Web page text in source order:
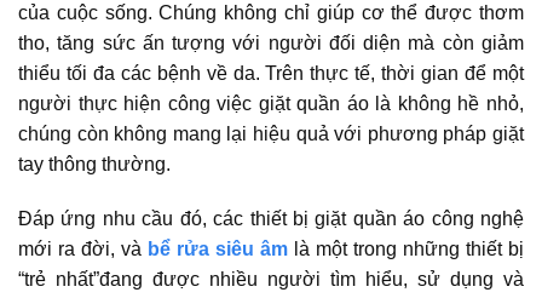
của cuộc sống. Chúng không chỉ giúp cơ thể được thơm
tho, tăng sức ấn tượng với người đối diện mà còn giảm
thiểu tối đa các bệnh về da. Trên thực tế, thời gian để một
người thực hiện công việc giặt quần áo là không hề nhỏ,
chúng còn không mang lại hiệu quả với phương pháp giặt
tay thông thường.
Đáp ứng nhu cầu đó, các thiết bị giặt quần áo công nghệ
mới ra đời, và bể rửa siêu âm là một trong những thiết bị
“trẻ nhất”đang được nhiều người tìm hiểu, sử dụng và